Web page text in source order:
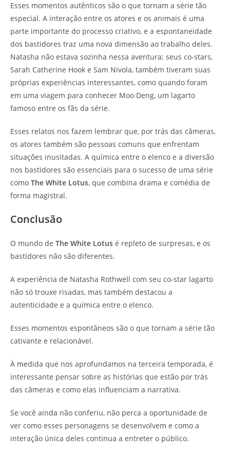
Esses momentos autênticos são o que tornam a série tão
especial. A interação entre os atores e os animais é uma
parte importante do processo criativo, e a espontaneidade
dos bastidores traz uma nova dimensão ao trabalho deles.
Natasha não estava sozinha nessa aventura; seus co-stars,
Sarah Catherine Hook e Sam Nivola, também tiveram suas
próprias experiências interessantes, como quando foram
em uma viagem para conhecer Moo Deng, um lagarto
famoso entre os fãs da série.
Esses relatos nos fazem lembrar que, por trás das câmeras,
os atores também são pessoas comuns que enfrentam
situações inusitadas. A química entre o elenco e a diversão
nos bastidores são essenciais para o sucesso de uma série
como The White Lotus, que combina drama e comédia de
forma magistral.
Conclusão
O mundo de The White Lotus é repleto de surpresas, e os
bastidores não são diferentes.
A experiência de Natasha Rothwell com seu co-star lagarto
não só trouxe risadas, mas também destacou a
autenticidade e a química entre o elenco.
Esses momentos espontâneos são o que tornam a série tão
cativante e relacionável.
À medida que nos aprofundamos na terceira temporada, é
interessante pensar sobre as histórias que estão por trás
das câmeras e como elas influenciam a narrativa.
Se você ainda não conferiu, não perca a oportunidade de
ver como esses personagens se desenvolvem e como a
interação única deles continua a entreter o público.